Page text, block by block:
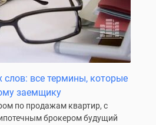
слов: все термины, которые
заемщику
по продажам квартир, с
брокером будущий